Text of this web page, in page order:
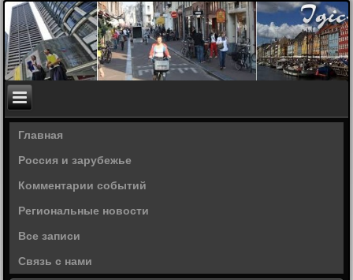
Главная
Россия и зарубежье
Комментарии событий
Региональные новости
Все записи
Связь с нами